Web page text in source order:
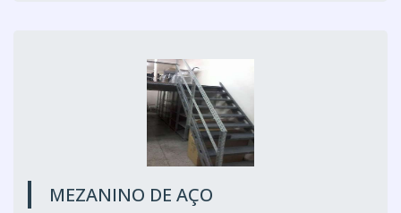
MEZANINO DE AÇO